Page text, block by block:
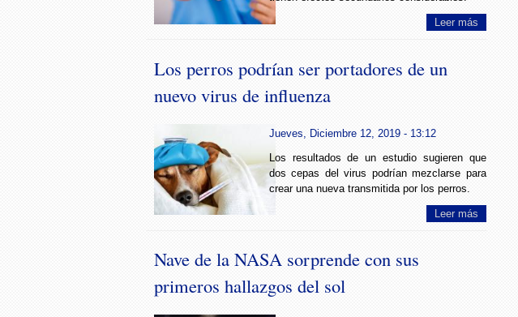
Leer más
Los perros podrían ser portadores de un
nuevo virus de influenza
Jueves, Diciembre 12, 2019 - 13:12
Los resultados de un estudio sugieren que
dos cepas del virus podrían mezclarse para
crear una nueva transmitida por los perros.
Leer más
Nave de la NASA sorprende con sus
primeros hallazgos del sol